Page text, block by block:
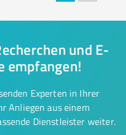
und E-
empfangen!
Experten in Ihrer
Anliegen aus einem
Dienstleister weiter.